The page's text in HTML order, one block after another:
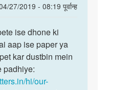
27/2019 - 08:19 पूर्वान्ह
ise dhone ki
aap ise paper ya
kar dustbin mein
padhiye:
hi/our-